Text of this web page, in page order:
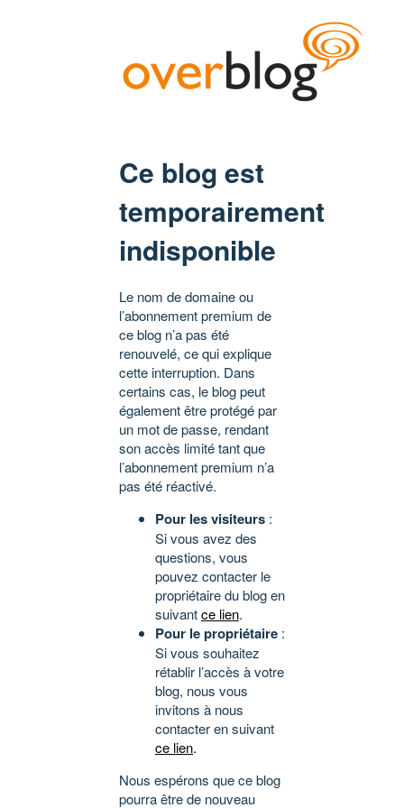
Ce blog est
temporairement
indisponible
Le nom de domaine ou
l’abonnement premium de
ce blog n’a pas été
renouvelé, ce qui explique
cette interruption. Dans
certains cas, le blog peut
également être protégé par
un mot de passe, rendant
son accès limité tant que
l’abonnement premium n’a
pas été réactivé.
Pour les visiteurs :
Si vous avez des
questions, vous
pouvez contacter le
propriétaire du blog en
suivantce lien.
Pour le propriétaire :
Si vous souhaitez
rétablir l’accès à votre
blog, nous vous
invitons à nous
contacter en suivant
ce lien.
Nous espérons que ce blog
pourra être de nouveau